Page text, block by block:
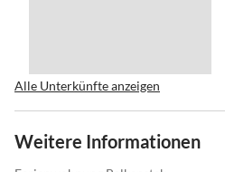
Alle Unterkünfte anzeigen
Weitere Informationen